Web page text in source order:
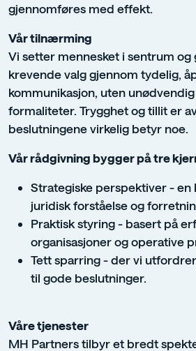
gjennomføres med effekt.
Vår tilnærming
Vi setter mennesket i sentrum og
krevende valg gjennom tydelig,
kommunikasjon, uten
formaliteter. Trygghet og tillit er
beslutningene virkelig betyr noe.
Vår rådgivning bygger på tre
Strategiske perspektiver - en
juridisk forståelse og
Praktisk styring - basert på
organisasjoner og operative
Tett sparring - der vi
til gode beslutninger.
Våre tjenester
MH Partners tilbyr et bredt